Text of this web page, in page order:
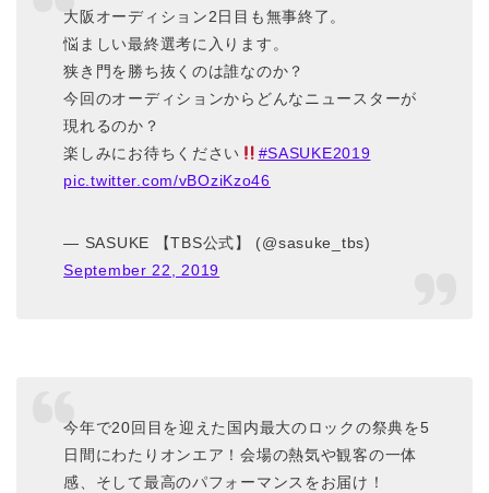
大阪オーディション2日目も無事終了。
悩ましい最終選考に入ります。
狭き門を勝ち抜くのは誰なのか？
今回のオーディションからどんなニュースターが
現れるのか？
楽しみにお待ちください
#SASUKE2019
pic.twitter.com/vBOziKzo46
— SASUKE 【TBS公式】 (@sasuke_tbs)
September 22, 2019
今年で20回目を迎えた国内最大のロックの祭典を5
日間にわたりオンエア！会場の熱気や観客の一体
感、そして最高のパフォーマンスをお届け！